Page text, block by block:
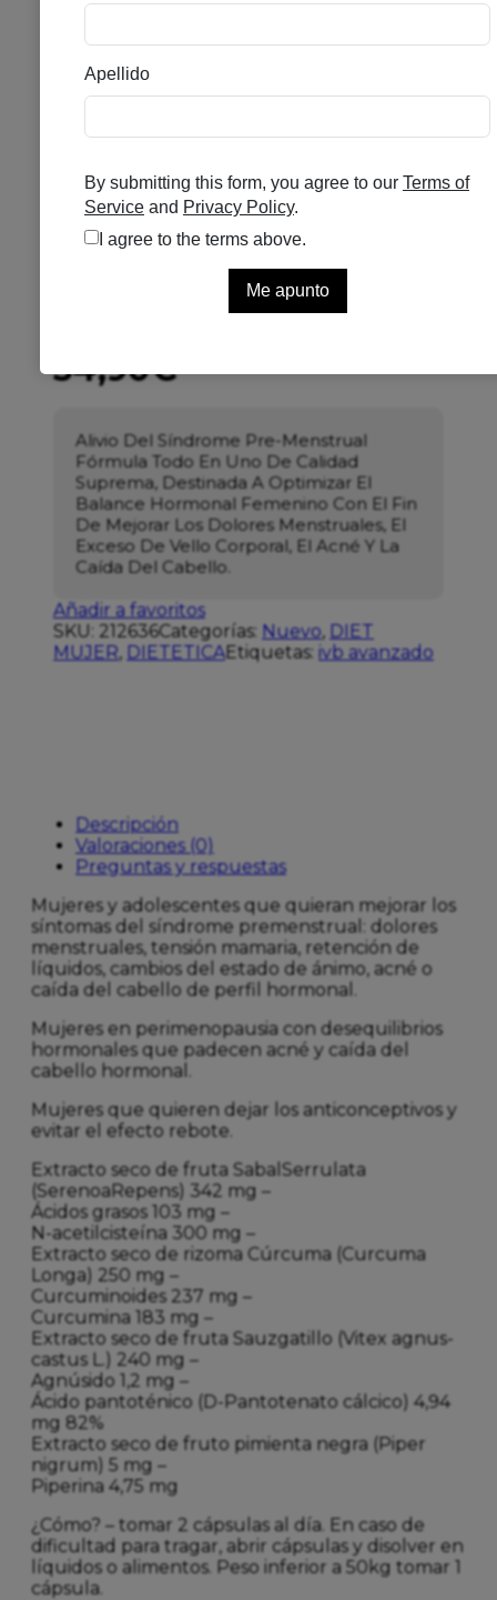
IVB FEMMEBALANCE 60
CAPS
Se el primero en puntuar
34,90€
Alivio Del Síndrome Pre-Menstrual
Fórmula Todo En Uno De Calidad
Suprema, Destinada A Optimizar El
Balance Hormonal Femenino Con El Fin
De Mejorar Los Dolores Menstruales, El
Exceso De Vello Corporal, El Acné Y La
Caída Del Cabello.
Añadir a favoritos
SKU: 212636Categorías: Nuevo, DIET
MUJER, DIETETICAEtiquetas: ivb avanzado
Descripción
Valoraciones (0)
Preguntas y respuestas
Mujeres y adolescentes que quieran mejorar los
síntomas del síndrome premenstrual: dolores
menstruales, tensión mamaria, retención de
líquidos, cambios del estado de ánimo, acné o
caída del cabello de perfil hormonal.
Mujeres en perimenopausia con desequilibrios
hormonales que padecen acné y caída del
cabello hormonal.
Mujeres que quieren dejar los anticonceptivos y
evitar el efecto rebote.
Extracto seco de fruta SabalSerrulata
(SerenoaRepens) 342 mg –
Ácidos grasos 103 mg –
N-acetilcisteína 300 mg –
Extracto seco de rizoma Cúrcuma (Curcuma
Longa) 250 mg –
Curcuminoides 237 mg –
Curcumina 183 mg –
Extracto seco de fruta Sauzgatillo (Vitex agnus-
castus L.) 240 mg –
Agnúsido 1,2 mg –
Ácido pantoténico (D-Pantotenato cálcico) 4,94
mg 82%
Extracto seco de fruto pimienta negra (Piper
nigrum) 5 mg –
Piperina 4,75 mg
¿Cómo? – tomar 2 cápsulas al día. En caso de
dificultad para tragar, abrir cápsulas y disolver en
líquidos o alimentos. Peso inferior a 50kg tomar 1
cápsula.